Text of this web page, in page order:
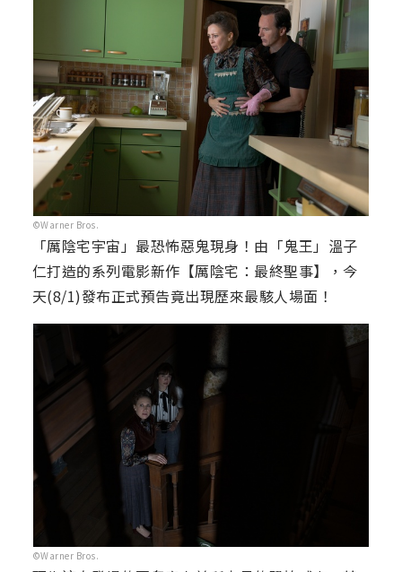
©Warner Bros.
「厲陰宅宇宙」最恐怖惡鬼現身！由「鬼王」溫子
仁打造的系列電影新作【厲陰宅：最終聖事】，今
天(8/1)發布正式預告竟出現歷來最駭人場面！
©Warner Bros.